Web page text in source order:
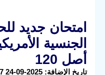
امتحان جديد
أصل 120